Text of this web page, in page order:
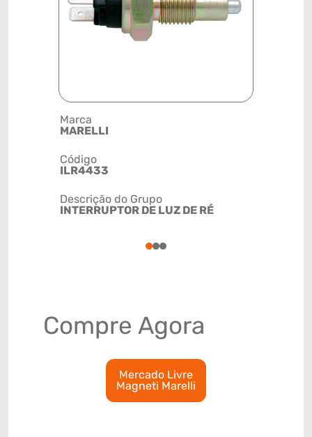
Marca
MARELLI
Código
ILR4433
Descrição do Grupo
INTERRUPTOR DE LUZ DE RÉ
123
Compre Agora
Mercado Livre
Magneti Marelli